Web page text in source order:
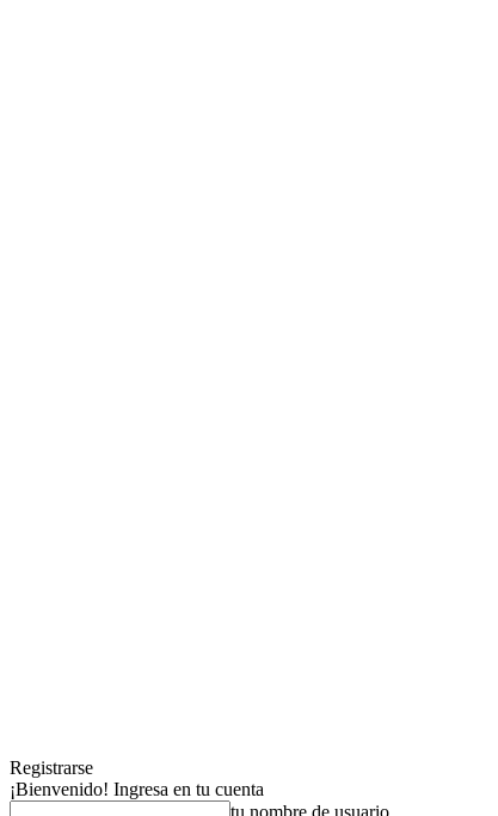
Registrarse
¡Bienvenido! Ingresa en tu cuenta
tu nombre de usuario